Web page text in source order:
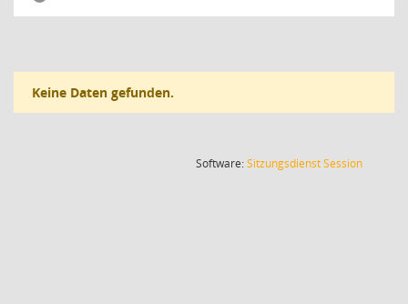
Keine Daten gefunden.
Software:SitzungsdienstSession(Wird in